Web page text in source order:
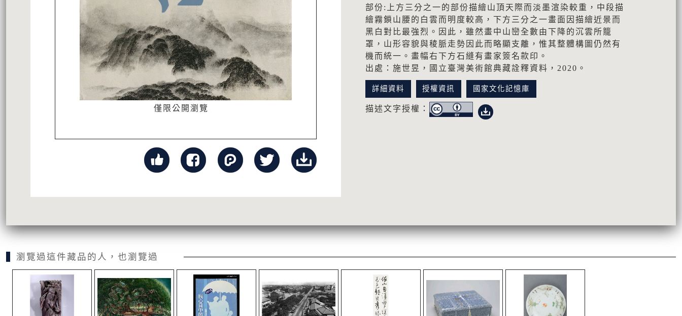
僅限公開瀏覽
部份:上方三分之一的部份描繪山頂天際而淡墨渲染較重，中段描
繪霧鎖山腰的白雲而明度較高，下方三分之一畫面因描繪近景而
黑白對比最強烈。因此，雖然畫中山巒全數由下降的沉雲所籠
罩，山形容貌與稜脈走勢因此而略顯支離，惟其整體構圖仍然有
機而統一。畫幅右下方石縫有畫家簽名款印。
出處：施世昱，國立臺灣美術館典藏詮釋資料，2020。
詳細資料 授權資訊 國家文化記憶庫
描述文字授權：
瀏覽過這件藏品的人，也瀏覽過